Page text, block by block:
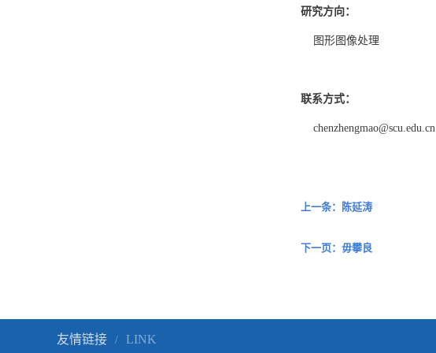
研究方向：
图形图像处理
联系方式：
chenzhengmao@scu.edu.cn
上一条：陈延涛
下一页：毋攀良
友情链接 / LINK